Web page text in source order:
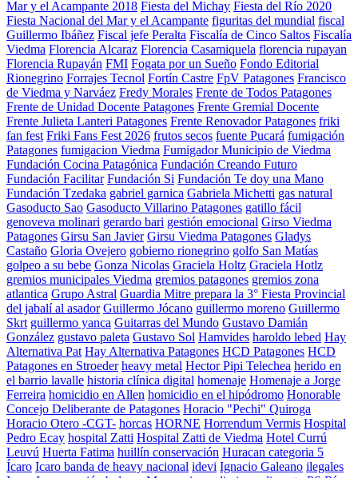
Mar y el Acampante 2018 Fiesta del Michay Fiesta del Río 2020
Fiesta Nacional del Mar y el Acampante figuritas del mundial fiscal
Guillermo Ibáñez Fiscal jefe Peralta Fiscalía de Cinco Saltos Fiscalía
Viedma Florencia Alcaraz Florencia Casamiquela florencia rupayan
Florencia Rupayán FMI Fogata por un Sueño Fondo Editorial
Rionegrino Forrajes Tecnol Fortín Castre FpV Patagones Francisco
de Viedma y Narváez Fredy Morales Frente de Todos Patagones
Frente de Unidad Docente Patagones Frente Gremial Docente
Frente Julieta Lanteri Patagones Frente Renovador Patagones friki
fan fest Friki Fans Fest 2026 frutos secos fuente Pucará fumigación
Patagones fumigacion Viedma Fumigador Municipio de Viedma
Fundación Cocina Patagónica Fundación Creando Futuro
Fundación Facilitar Fundación Si Fundación Te doy una Mano
Fundación Tzedaka gabriel garnica Gabriela Michetti gas natural
Gasoducto Sao Gasoducto Villarino Patagones gatillo fácil
genoveva molinari gerardo bari gestión emocional Girso Viedma
Patagones Girsu San Javier Girsu Viedma Patagones Gladys
Castaño Gloria Ovejero gobierno rionegrino golfo San Matías
golpeo a su bebe Gonza Nicolas Graciela Holtz Graciela Hotlz
gremios municipales Viedma gremios patagones gremios zona
atlantica Grupo Astral Guardia Mitre prepara la 3° Fiesta Provincial
del jabalí al asador Guillermo Jócano guillermo moreno Guillermo
Skrt guillermo yanca Guitarras del Mundo Gustavo Damián
González gustavo paleta Gustavo Sol Hamvides haroldo lebed Hay
Alternativa Pat Hay Alternativa Patagones HCD Patagones HCD
Patagones en Stroeder heavy metal Hector Pipi Telechea herido en
el barrio lavalle historia clínica digital homenaje Homenaje a Jorge
Ferreira homicidio en Allen homicidio en el hipódromo Honorable
Concejo Deliberante de Patagones Horacio "Pechi" Quiroga
Horacio Otero -CGT- horcas HORNE Horrendum Vermis Hospital
Pedro Ecay hospital Zatti Hospital Zatti de Viedma Hotel Currú
Leuvú Huerta Fatima huillín conservación Huracan categoria 5
Ícaro Icaro banda de heavy nacional idevi Ignacio Galeano ilegales